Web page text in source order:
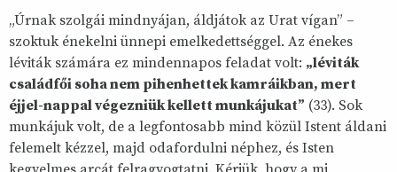
„Úrnak szolgái mindnyájan, áldjátok az Urat vígan” –
szoktuk énekelni ünnepi emelkedettséggel. Az énekes
léviták számára ez mindennapos feladat volt: „léviták
családfői soha nem pihenhettek kamráikban, mert
éjjel-nappal végezniük kellett munkájukat” (33). Sok
munkájuk volt, de a legfontosabb mind közül Istent áldani
felemelt kézzel, majd odafordulni néphez, és Isten